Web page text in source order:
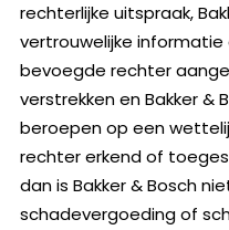
rechterlijke uitspraak,
vertrouwelijke
bevoegde rechter
verstrekken en Bakker &
beroepen op een
rechter erkend of
dan is Bakker & Bosch
schadevergoeding of